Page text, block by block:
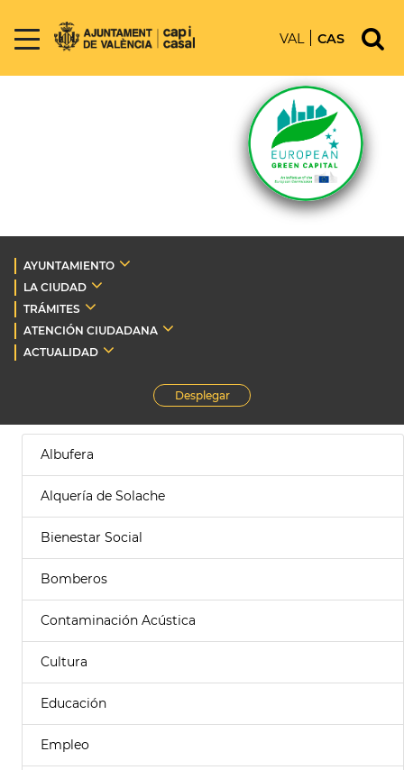
VAL CAS
AYUNTAMIENTO
LA CIUDAD
TRÁMITES
ATENCIÓN CIUDADANA
ACTUALIDAD
Desplegar
Albufera
Alquería de Solache
Bienestar Social
Bomberos
Contaminación Acústica
Cultura
Educación
Empleo